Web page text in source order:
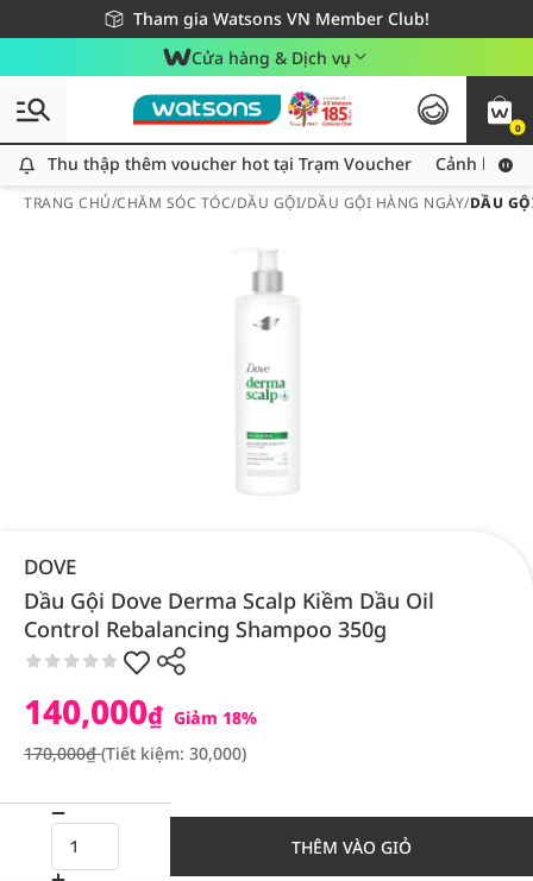
Tham gia Watsons VN Member Club!
Miễn phí giao hàng cho đơn hàng từ 249,000Đ
Giao hàng nhanh 24h - Áp dụng khu vực TP. Hồ Chí Minh
Cửa hàng & Dịch vụ
0
Thu thập thêm voucher hot tại Trạm Voucher
Thu thập thêm voucher hot tại Trạm Voucher Cảnh báo
TRANG CHỦ/CHĂM SÓC TÓC/DẦU GỘI/DẦU GỘI HÀNG NGÀY/DẦU
DOVE
Dầu Gội Dove Derma Scalp Kiềm Dầu Oil
Control Rebalancing Shampoo 350g
140,000₫ Giảm 18%
170,000₫(Tiết kiệm: 30,000)
THÊM VÀO GIỎ